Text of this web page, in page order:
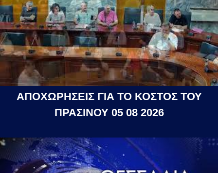
ΑΠΟΧΩΡΗΣΕΙΣ ΓΙΑ ΤΟ ΚΟΣΤΟΣ ΤΟΥ
ΠΡΑΣΙΝΟΥ 05 08 2026